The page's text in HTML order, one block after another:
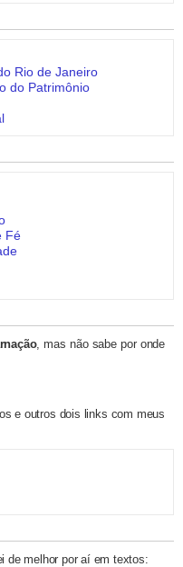
Rio de Janeiro
do Patrimônio
Fé
, mas não sabe por onde
e outros dois links com meus
de melhor por aí em textos: